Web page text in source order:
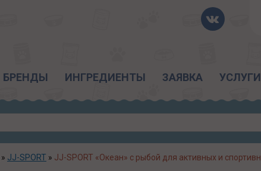
БРЕНДЫ ИНГРЕДИЕНТЫ ЗАЯВКА УСЛУГИ
» JJ-SPORT » JJ-SPORT «Океан» с рыбой для активных и